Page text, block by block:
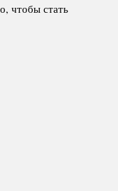
чтобы стать